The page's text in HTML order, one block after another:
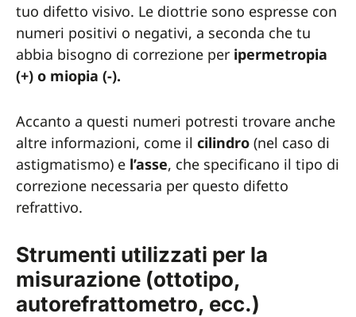
tuo difetto visivo. Le diottrie sono espresse con
numeri positivi o negativi, a seconda che tu
abbia bisogno di correzione per ipermetropia
(+) o miopia (-).
Accanto a questi numeri potresti trovare anche
altre informazioni, come il cilindro (nel caso di
astigmatismo) e l’asse, che specificano il tipo di
correzione necessaria per questo difetto
refrattivo.
Strumenti utilizzati per la
misurazione (ottotipo,
autorefrattometro, ecc.)